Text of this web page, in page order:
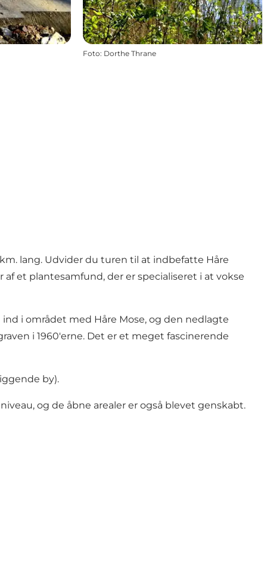
Foto: Dorthe Thrane
lang. Udvider du turen til at indbefatte Håre
et plantesamfund, der er specialiseret i at vokse
i området med Håre Mose, og den nedlagte
i 1960'erne. Det er et meget fascinerende
by).
og de åbne arealer er også blevet genskabt.